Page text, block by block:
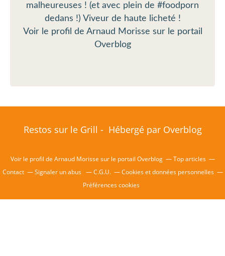
malheureuses ! (et avec plein de #foodporn
dedans !) Viveur de haute licheté !
Voir le profil de Arnaud Morisse sur le portail
Overblog
Restos sur le Grill - Hébergé par Overblog
Voir le profil de Arnaud Morisse sur le portail Overblog
Top articles
Contact
Signaler un abus C.G.U.
Cookies et données personnelles
Préférences cookies